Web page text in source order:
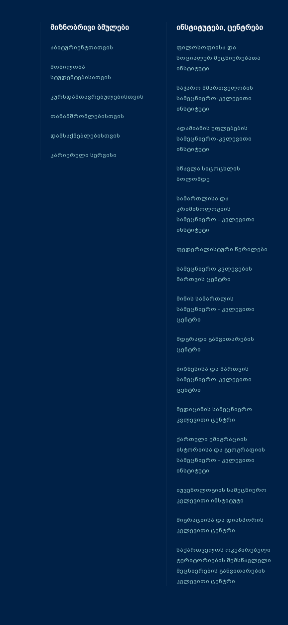
მიზნობრივი ბმულები
აბიტურიენტთათვის
მობილობა
სტუდენტებისათვის
კურსდამთავრებულებისთვის
თანამშრომლებისთვის
დამსაქმებლებისთვის
კარიერული სერვისი
ინსტიტუტები, ცენტრები
ფილოსოფიისა და
სოციალურ მეცნიერებათა
ინსტიტუტი
საჯარო მმართველობის
სამეცნიერო-კვლევითი
ინსტიტუტი
ადამიანის უფლებების
სამეცნიერო-კვლევითი
ინსტიტუტი
სწავლა სიცოცხლის
ბოლომდე
სამართლისა და
კრიმინოლოგიის
სამეცნიერო - კვლევითი
ინსტიტუტი
ფედერალისტური წერილები
სამეცნიერო კვლევების
მართვის ცენტრი
მიწის სამართლის
სამეცნიერო - კვლევითი
ცენტრი
მდგრადი განვითარების
ცენტრი
ბიზნესისა და მართვის
სამეცნიერო-კვლევითი
ცენტრი
მედიცინის სამეცნიერო
კვლევითი ცენტრი
ქართული ემიგრაციის
ისტორიისა და გეოგრაფიის
სამეცნიერო - კვლევითი
ინსტიტუტი
იუვენოლოგიის სამეცნიერო
კვლევითი ინსტიტუტი
მიგრაციისა და დიასპორის
კვლევითი ცენტრი
საქართველოს ოკუპირებული
ტერიტორიების შემსწავლელი
მეცნიერების განვითარების
კვლევითი ცენტრი